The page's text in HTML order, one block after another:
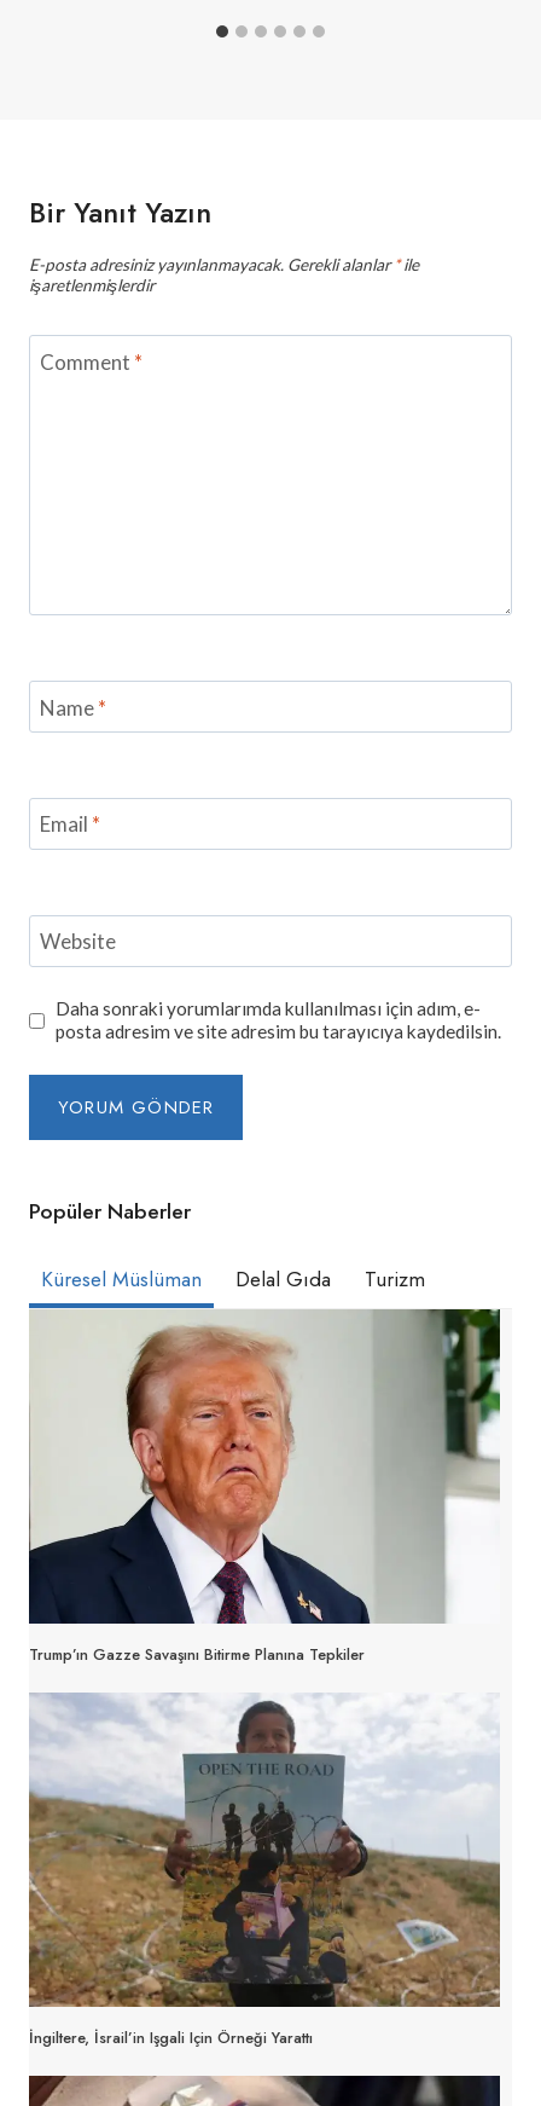
Bir Yanıt Yazın
E-posta adresiniz yayınlanmayacak. Gerekli alanlar*ile
işaretlenmişlerdir
Comment *
Name*
Email *
Website
Daha sonraki yorumlarımda kullanılması için adım, e-
posta adresim ve site adresim bu tarayıcıya kaydedilsin.
Popüler Naberler
Küresel Müslüman Delal Gıda Turizm
Trump’ın Gazze Savaşını Bitirme Planına Tepkiler
İngiltere, İsrail’in Işgali Için Örneği Yarattı